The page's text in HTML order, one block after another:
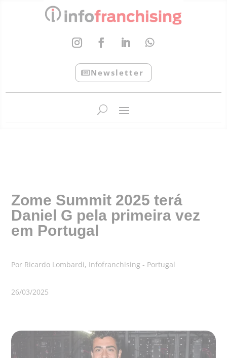
Newsletter
Zome Summit 2025 terá
Daniel G pela primeira vez
em Portugal
Por Ricardo Lombardi, Infofranchising - Portugal
26/03/2025